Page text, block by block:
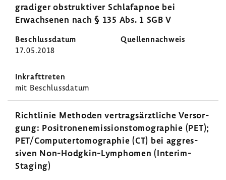
gra­diger obstruk­tiver Schlaf­apnoe bei
Erwach­senen nach § 135 Abs. 1 SGB V
17.05.2018
mit Beschluss­datum
Richt­linie Methoden vertrags­ärzt­liche Versor­
gung: Posi­tro­nen­emis­si­ons­to­mo­gra­phie (PET);
PET/Compu­ter­to­mo­gra­phie (CT) bei aggres­
siven Non-​Hodgkin-Lymphomen (Interim-​
Staging)